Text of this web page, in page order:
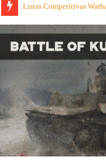
Disfrutando y recordando